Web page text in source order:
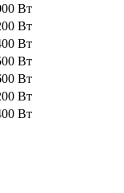
Вт
Вт
Вт
Вт
Вт
Вт
Вт